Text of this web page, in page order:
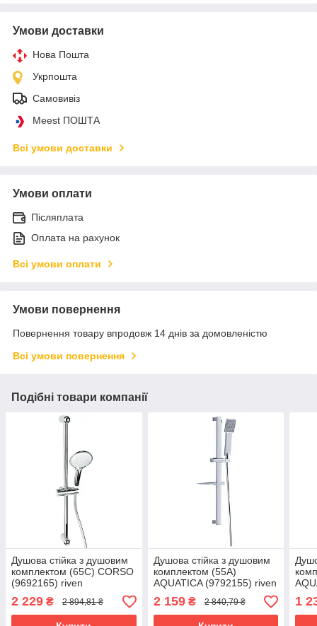
Умови доставки
Нова Пошта
Укрпошта
Самовивіз
Meest ПОШТА
Всі умови доставки
Умови оплати
Післяплата
Оплата на рахунок
Всі умови оплати
Умови повернення
Повернення товару впродовж 14 днів за домовленістю
Всі умови повернення
Подібні товари компанії
Душова стійка з душовим
комплектом (65C) CORSO
(9692165) riven
2 229 ₴ 2 894,81 ₴
Душова стійка з душовим
комплектом (55A)
AQUATICA (9792155) riven
2 159₴ 2 840,79 ₴ 1